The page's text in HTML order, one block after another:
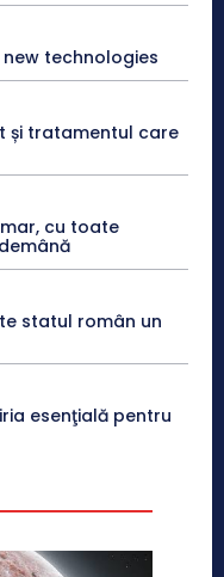
technologies
și tratamentul care
cu toate
statul român un
esenţială pentru